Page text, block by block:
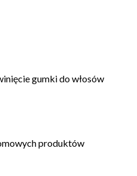
gumki do włosów
produktów